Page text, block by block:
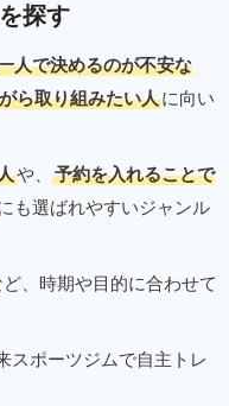
探す
人で決めるのが不安な
ら取り組みたい人に向い
や、
予約を入れることで
も選ばれやすいジャンル
ど、時期や目的に合わせて
スポーツジムで自主トレ